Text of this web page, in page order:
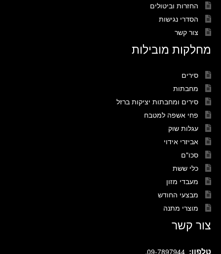
החזרות וביטולים
הסדרי נגישות
צור קשר
מחלקות מובילות
סירים
מחבתות
סירים ומחבתות יציקות ברזל
פחי אשפה למטבח
עגלות שוק
אביזרי אידוי
סכו"ם
כלי ששת
מעבדי מזון
מבצעי החודש
מוצרי מתנה
צור קשר
טלפון: 09-7897944
.